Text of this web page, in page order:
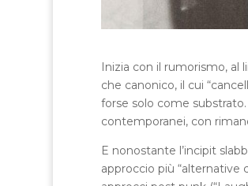
Inizia con il rumorismo, al
che canonico, il cui
forse solo come
contemporanei, con
E nonostante l’incipit
approccio più “alternative